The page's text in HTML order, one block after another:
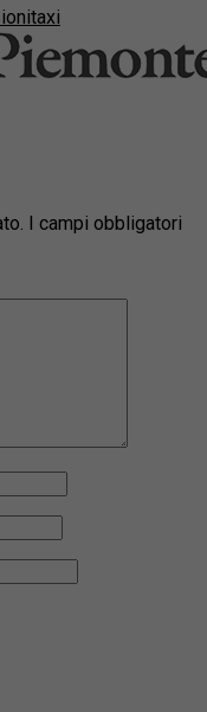
taxi
I campi obbligatori